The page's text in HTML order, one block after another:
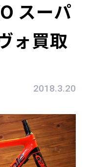
スーパ
ォ買取
2018.3.20